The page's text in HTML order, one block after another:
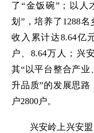
了“金饭碗”；以人
划”，培养了1288
收入累计达8.64亿
户、8.64万人；兴
其“以平台整合产
升品质”的发展思
户2800户。
兴安岭上兴安盟